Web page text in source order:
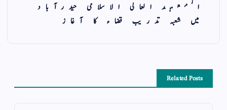
المعہد العالی الاسلامی حیدرآباد
میں شعبہ تدریب قضاء کا آغاز
Related Posts